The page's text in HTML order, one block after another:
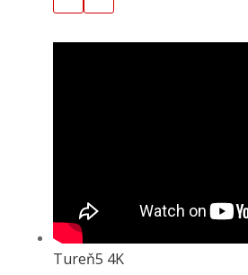
Tureň5 4K